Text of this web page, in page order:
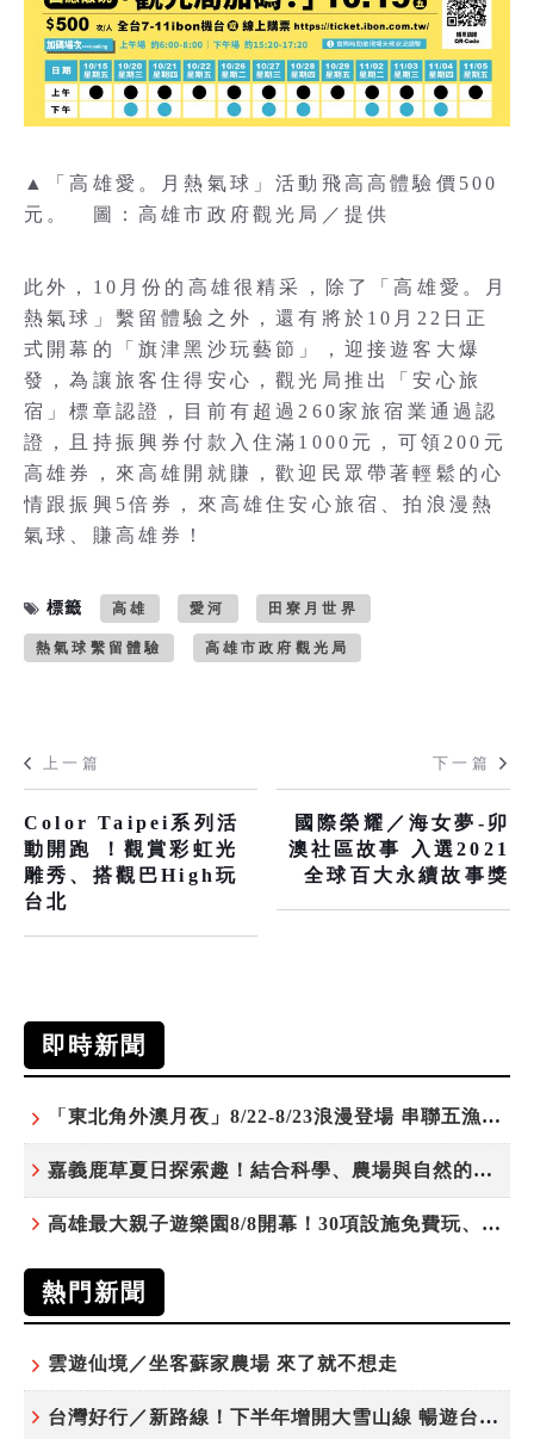
▲「高雄愛。月熱氣球」活動飛高高體驗價500
元。 圖：高雄市政府觀光局／提供
此外，10月份的高雄很精采，除了「高雄愛。月
熱氣球」繫留體驗之外，還有將於10月22日正
式開幕的「旗津黑沙玩藝節」，迎接遊客大爆
發，為讓旅客住得安心，觀光局推出「安心旅
宿」標章認證，目前有超過260家旅宿業通過認
證，且持振興券付款入住滿1000元，可領200元
高雄券，來高雄開就賺，歡迎民眾帶著輕鬆的心
情跟振興5倍券，來高雄住安心旅宿、拍浪漫熱
氣球、賺高雄券！
標籤 高雄 愛河 田寮月世界
熱氣球繫留體驗 高雄市政府觀光局
上一篇
Color Taipei系列活
動開跑 ！觀賞彩虹光
雕秀、搭觀巴High玩
台北
下一篇
國際榮耀／海女夢-卯
澳社區故事 入選2021
全球百大永續故事獎
即時新聞
「東北角外澳月夜」8/22-8/23浪漫登場 串聯五漁村、音樂、市集、火舞與慢旅共度夏夜
嘉義鹿草夏日探索趣！結合科學、農場與自然的親子小旅行
高雄最大親子遊樂園8/8開幕！30項設施免費玩、YOYO家族嗨翻暑假
熱門新聞
雲遊仙境／坐客蘇家農場 來了就不想走
台灣好行／新路線！下半年增開大雪山線 暢遊台中更便利